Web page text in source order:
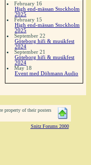
February 16
High end-mässan Stockholm
2025
February 15
High end-mässan Stockholm
2025
September 22
Göteborg hifi & musikfest
2024
September 21
Göteborg hifi & musikfest
2024
May 18
Event med Döhmann Audio
property of their posters
Snitz Forums 2000